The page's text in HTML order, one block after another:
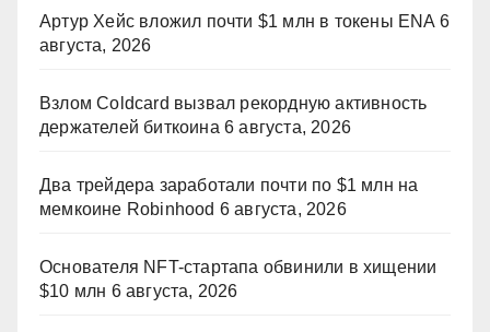
Артур Хейс вложил почти $1 млн в токены ENA 6
августа, 2026
Взлом Coldcard вызвал рекордную активность
держателей биткоина 6 августа, 2026
Два трейдера заработали почти по $1 млн на
мемкоине Robinhood 6 августа, 2026
Основателя NFT-стартапа обвинили в хищении
$10 млн 6 августа, 2026